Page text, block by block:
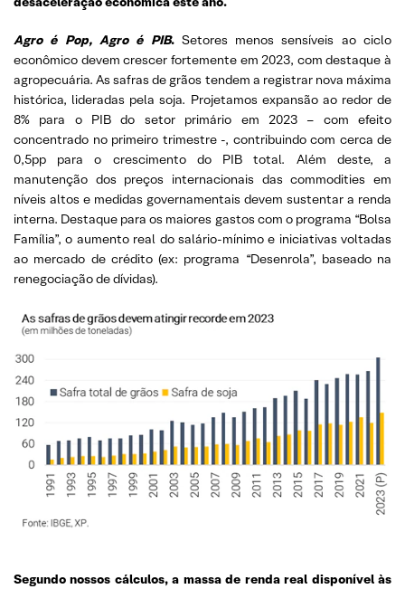
Agro é Pop, Agro é PIB. Setores menos sensíveis ao ciclo
econômico devem crescer fortemente em 2023, com destaque à
agropecuária. As safras de grãos tendem a registrar nova máxima
histórica, lideradas pela soja. Projetamos expansão ao redor de
8% para o PIB do setor primário em 2023 – com efeito
concentrado no primeiro trimestre -, contribuindo com cerca de
0,5pp para o crescimento do PIB total. Além deste, a
manutenção dos preços internacionais das commodities em
níveis altos e medidas governamentais devem sustentar a renda
interna. Destaque para os maiores gastos com o programa “Bolsa
Família”, o aumento real do salário-mínimo e iniciativas voltadas
ao mercado de crédito (ex: programa “Desenrola”, baseado na
renegociação de dívidas).
Segundo nossos cálculos, a massa de renda real disponível às